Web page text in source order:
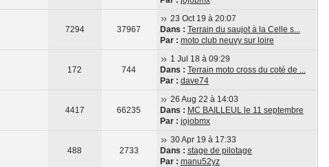
7294 37967
23 Oct 19 à 20:07
Dans : Terrain du saujot à la Celle s...
Par : moto club neuvy sur loire
172 744
1 Jul 18 à 09:29
Dans : Terrain moto cross du coté de ...
Par : dave74
4417 66235
26 Aug 22 à 14:03
Dans : MC BAILLEUL le 11 septembre
Par : jojobmx
488 2733
30 Apr 19 à 17:33
Dans : stage de pilotage
Par : manu52yz